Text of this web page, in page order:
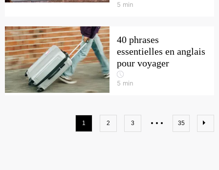
5 min
40 phrases
essentielles en anglais
pour voyager
5 min
1 2 3 35